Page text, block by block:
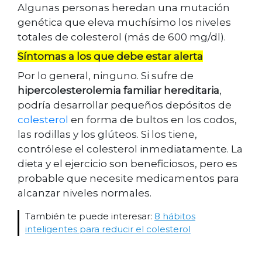
Algunas personas heredan una mutación
genética que eleva muchísimo los niveles
totales de colesterol (más de 600 mg/dl).
Síntomas a los que debe estar alerta
Por lo general, ninguno. Si sufre de
hipercolesterolemia familiar hereditaria,
podría desarrollar pequeños depósitos de
colesterol en forma de bultos en los codos,
las rodillas y los glúteos. Si los tiene,
contrólese el colesterol inmediatamente. La
dieta y el ejercicio son beneficiosos, pero es
probable que necesite medicamentos para
alcanzar niveles normales.
También te puede interesar: 8 hábitos
inteligentes para reducir el colesterol